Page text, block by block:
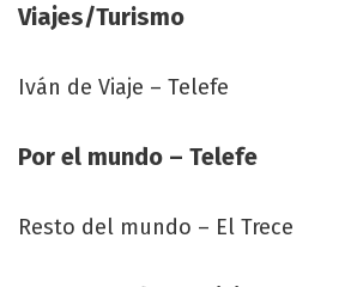
Viajes/Turismo
Iván de Viaje – Telefe
Por el mundo – Telefe
Resto del mundo – El Trece